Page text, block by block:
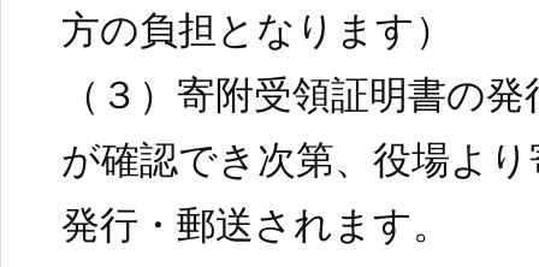
方の負担となります）
（３）寄附受領証明書の
が確認でき次第、役場よ
発行・郵送されます。